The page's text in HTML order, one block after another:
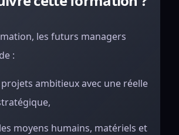
les futurs managers
:
ambitieux avec une réelle
moyens humains, matériels et